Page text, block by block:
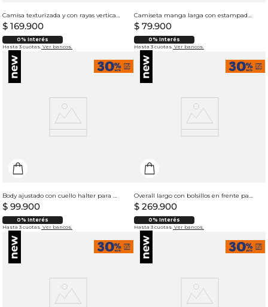
Camisa texturizada y con rayas verticales para hombre
$ 169.900
0% Interés
Hasta 3 cuotas. Ver bancos.
Camiseta manga larga con estampado para mujer
$ 79.900
0% Interés
Hasta 3 cuotas. Ver bancos.
Body ajustado con cuello halter para mujer
$ 99.900
0% Interés
Hasta 3 cuotas. Ver bancos.
Overall largo con bolsillos en frente para mujer
$ 269.900
0% Interés
Hasta 3 cuotas. Ver bancos.